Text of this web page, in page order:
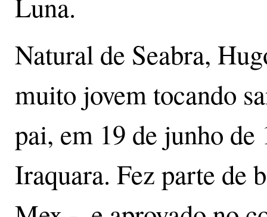
Luna.
Natural de Seabra,
muito jovem tocando
pai, em 19 de junho
Iraquara. Fez parte de